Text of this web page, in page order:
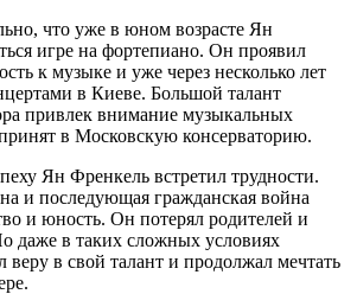
что уже в юном возрасте Ян
игре на фортепиано. Он проявил
к музыке и уже через несколько лет
в Киеве. Большой талант
привлек внимание музыкальных
в Московскую консерваторию.
Ян Френкель встретил трудности.
и последующая гражданская война
и юность. Он потерял родителей и
даже в таких сложных условиях
веру в свой талант и продолжал мечтать